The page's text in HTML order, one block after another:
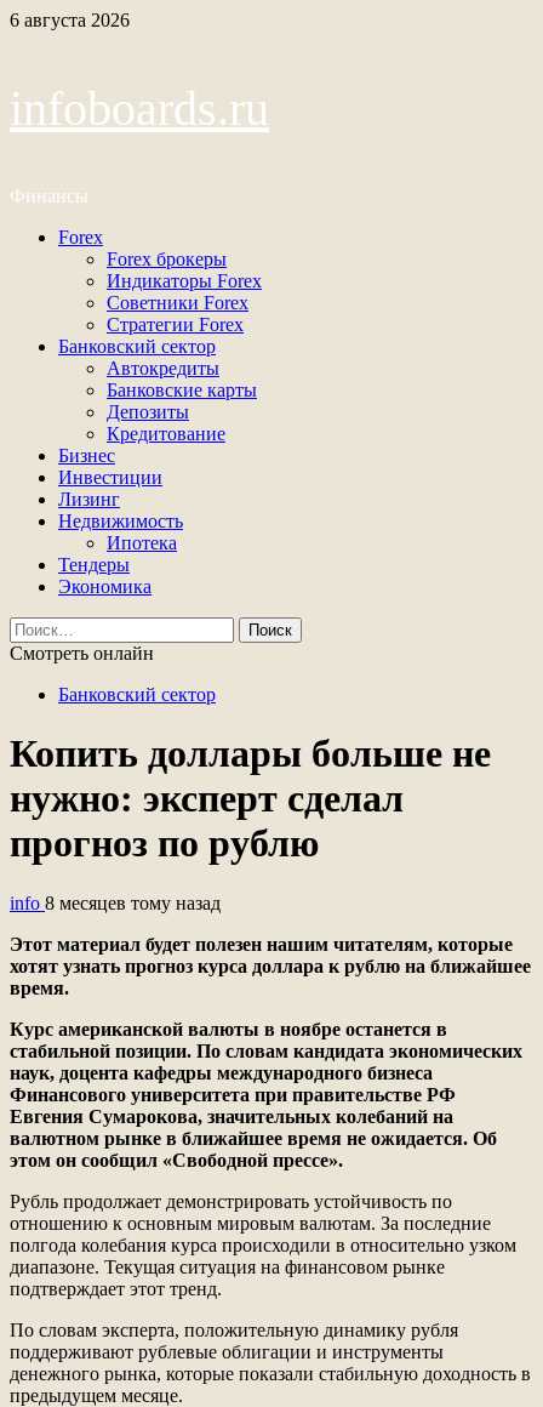
Перейти
6 августа 2026
infoboards.ru
Финансы
Основное
Forex
Forex брокеры
Индикаторы Forex
Советники Forex
Стратегии Forex
Банковский сектор
Автокредиты
Банковские карты
Депозиты
Кредитование
Бизнес
Инвестиции
Лизинг
Недвижимость
Ипотека
Тендеры
Экономика
Найти:
Смотреть онлайн
Банковский сектор
Копить доллары больше не
нужно: эксперт сделал
прогноз по рублю
info 8 месяцев тому назад
Этот материал будет полезен нашим читателям, которые
хотят узнать прогноз курса доллара к рублю на ближайшее
время.
Курс американской валюты в ноябре останется в
стабильной позиции. По словам кандидата экономических
наук, доцента кафедры международного бизнеса
Финансового университета при правительстве РФ
Евгения Сумарокова, значительных колебаний на
валютном рынке в ближайшее время не ожидается. Об
этом он сообщил «Свободной прессе».
Рубль продолжает демонстрировать устойчивость по
отношению к основным мировым валютам. За последние
полгода колебания курса происходили в относительно узком
диапазоне. Текущая ситуация на финансовом рынке
подтверждает этот тренд.
По словам эксперта, положительную динамику рубля
поддерживают рублевые облигации и инструменты
денежного рынка, которые показали стабильную доходность в
предыдущем месяце.